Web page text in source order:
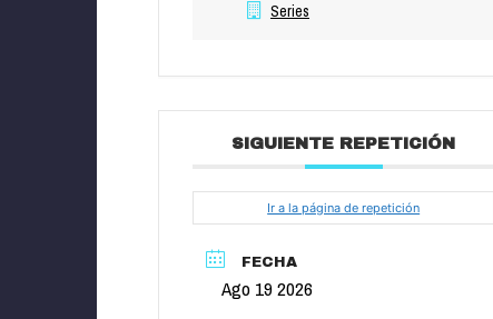
Series
SIGUIENTE REPETICIÓN
Ir a la página de repetición
FECHA
Ago 19 2026